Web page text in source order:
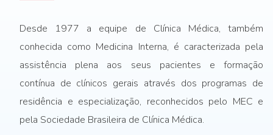
Desde 1977 a equipe de Clínica Médica, também
conhecida como Medicina Interna, é caracterizada pela
assistência plena aos seus pacientes e formação
contínua de clínicos gerais através dos programas de
residência e especialização, reconhecidos pelo MEC e
pela Sociedade Brasileira de Clínica Médica.